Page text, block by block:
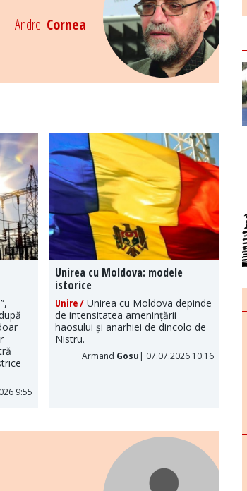
Andrei Cornea
9:55
Unirea cu Moldova: modele
istorice
Unire /Unirea cu Moldova depinde
de intensitatea amenințării
haosului și anarhiei de dincolo de
Nistru.
Armand Gosu | 07.07.2026 10:16